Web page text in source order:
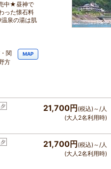
中★昼神で
った懐石料
泉の湯は肌
関
方
MAP
21,700円 (税込)～/人
(大人2名利用時)
21,700円 (税込)～/人
(大人2名利用時)